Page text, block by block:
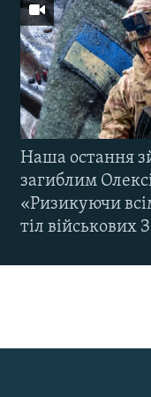
Наша остання
загиблим
«Ризикуючи
тіл військових